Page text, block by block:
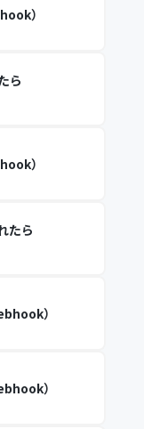
）
ら
）
たら
）
）